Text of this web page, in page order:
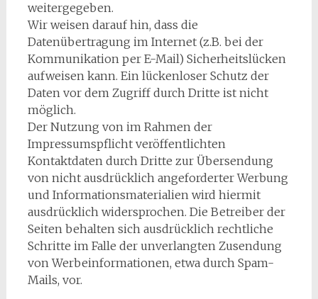
weitergegeben.
Wir weisen darauf hin, dass die
Datenübertragung im Internet (z.B. bei der
Kommunikation per E-Mail) Sicherheitslücken
aufweisen kann. Ein lückenloser Schutz der
Daten vor dem Zugriff durch Dritte ist nicht
möglich.
Der Nutzung von im Rahmen der
Impressumspflicht veröffentlichten
Kontaktdaten durch Dritte zur Übersendung
von nicht ausdrücklich angeforderter Werbung
und Informationsmaterialien wird hiermit
ausdrücklich widersprochen. Die Betreiber der
Seiten behalten sich ausdrücklich rechtliche
Schritte im Falle der unverlangten Zusendung
von Werbeinformationen, etwa durch Spam-
Mails, vor.